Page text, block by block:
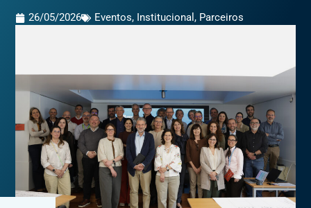
26/05/2026 Eventos, Institucional, Parceiros